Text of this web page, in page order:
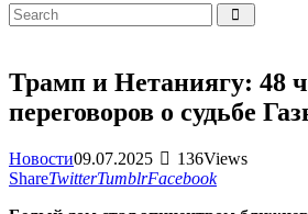
Трамп и Нетаниягу: 48
переговоров о судьбе
Новости09.07.2025 136Views
ShareTwitterTumblrFacebook